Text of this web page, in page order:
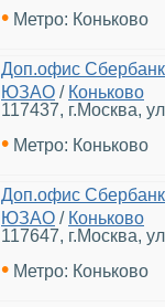
• Метро: Коньково
Доп.офис
ЮЗАО / Коньково
117437, г.Москва,
• Метро: Коньково
Доп.офис
ЮЗАО / Коньково
117647, г.Москва,
• Метро: Коньково